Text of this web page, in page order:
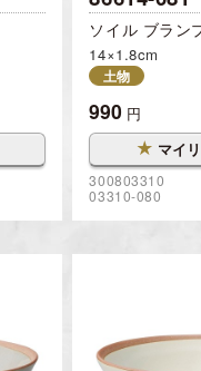
ソイル ブラン
14×1.8cm
土物
990 円
★ マイ
300803310
03310-080